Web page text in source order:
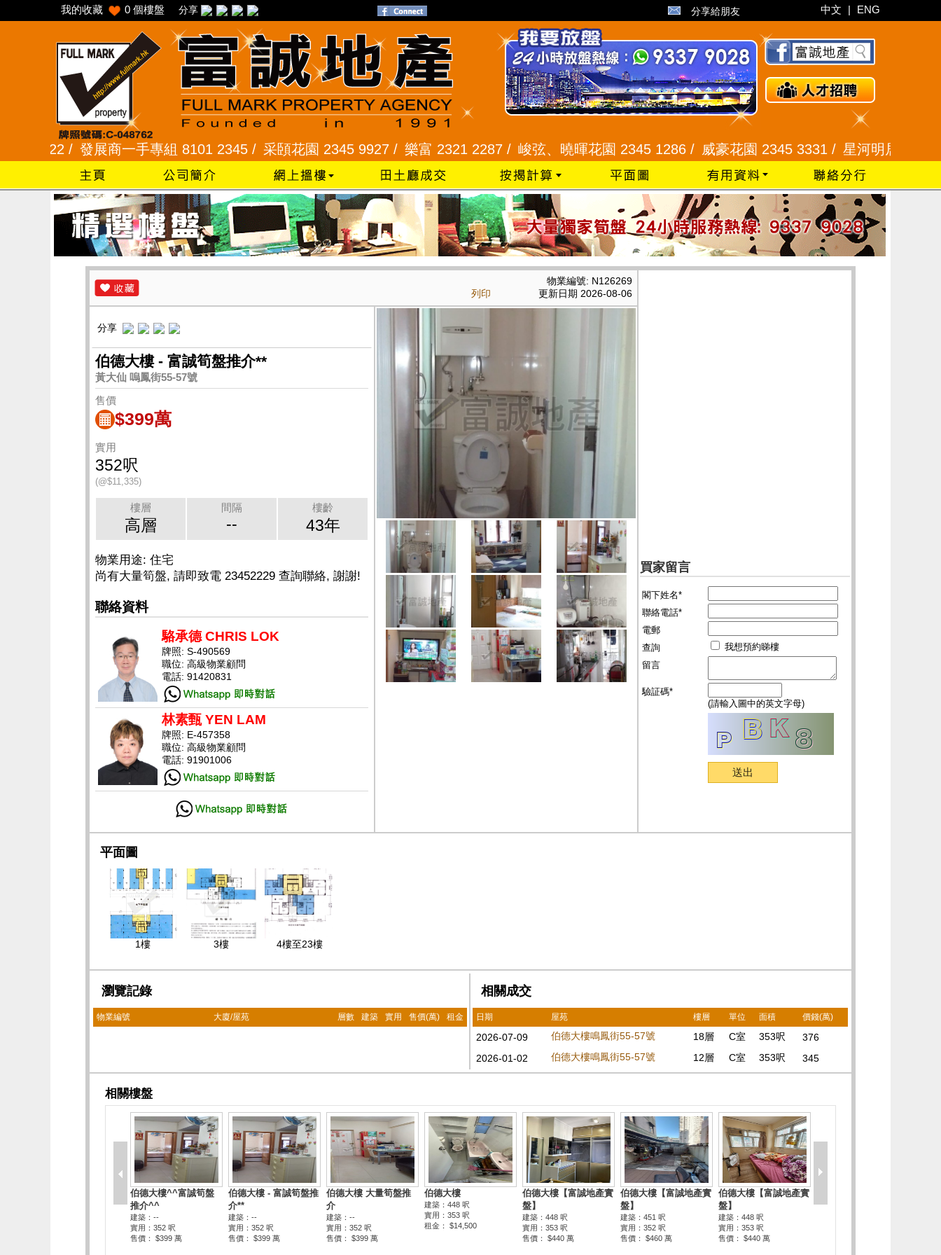
我的收藏 0 個樓盤 分享 分享給朋友 中文 | ENG
發展商一手專組 8101 2345 /采頣花園 2345 9927 /樂富 2321 2287 /峻弦、曉暉花園 2345 1286 /威豪花園 2345 3331 /星河明居、悅庭軒
列印
物業編號: N126269
更新日期 2026-08-06
買家留言
閣下姓名*
聯絡電話*
電郵
查詢
我想預約睇樓
留言
驗証碼*
(請輸入圖中的英文字母)
分享
伯德大樓 - 富誠筍盤推介**
黃大仙 嗚鳳街55-57號
售價
$399萬
實用
352呎
(@$11,335)
樓層
高層
間隔
--
樓齡
43年
物業用途: 住宅
尚有大量筍盤, 請即致電 23452229 查詢聯絡, 謝謝!
聯絡資料
駱承德 CHRIS LOK
牌照: S-490569
職位: 高級物業顧問
電話: 91420831
林素甄 YEN LAM
牌照: E-457358
職位: 高級物業顧問
電話: 91901006
平面圖
1樓 3樓 4樓至23樓
瀏覽記錄
物業編號 大廈/屋苑 層數 建築 實用 售價(萬) 租金
相關成交
日期 屋苑 樓層 單位 面積 價錢(萬)
2026-07-09 伯德大樓鳴鳳街55-57號 18層 C室 353呎
376
2026-01-02
伯德大樓鳴鳳街55-57號 12層 C室 353呎 345